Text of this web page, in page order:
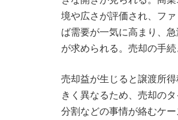
境や広さが評価され、フ
ば需要が一気に高まり、
が求められる。売却の手
売却益が生じると譲渡所
きく異なるため、売却の
分割などの事情が絡むケ